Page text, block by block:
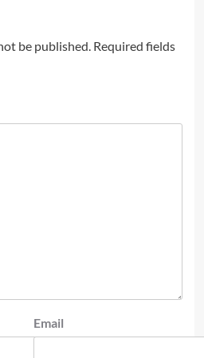
be published. Required fields
Email